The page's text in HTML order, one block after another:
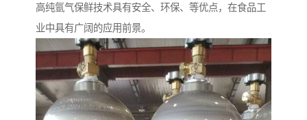
高纯氩气保鲜技术具有安全、环保、等优点，在食品工
业中具有广阔的应用前景。